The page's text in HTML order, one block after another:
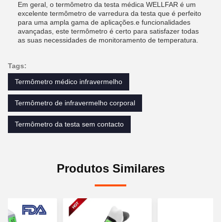
Em geral, o termômetro da testa médica WELLFAR é um
excelente termômetro de varredura da testa que é perfeito
para uma ampla gama de aplicações.e funcionalidades
avançadas, este termômetro é certo para satisfazer todas
as suas necessidades de monitoramento de temperatura.
Tags:
Termômetro médico infravermelho
Termômetro de infravermelho corporal
Termômetro da testa sem contacto
Produtos Similares